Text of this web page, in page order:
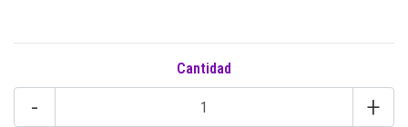
Cantidad
- +